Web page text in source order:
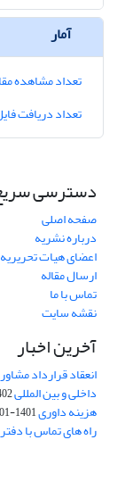
آمار
تعداد مشاهده
تعداد دریافت
دسترسی
صفحه اصلی
درباره نشریه
اعضای هیات تحریریه
ارسال مقاله
تماس با ما
نقشه سایت
آخرین اخبار
انعقاد قرارداد
داخلی و بین المللی28
هزینه داوری1401-01-01
راه های تماس با